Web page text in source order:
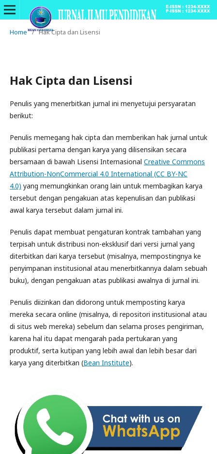
Home / Hak Cipta dan Lisensi
Hak Cipta dan Lisensi
Penulis yang menerbitkan jurnal ini menyetujui persyaratan
berikut:
Penulis memegang hak cipta dan memberikan hak jurnal untuk
publikasi pertama dengan karya yang dilisensikan secara
bersamaan di bawah Lisensi Internasional Creative Commons
Attribution-NonCommercial 4.0 International (CC BY-NC
4.0) yang memungkinkan orang lain untuk membagikan karya
tersebut dengan pengakuan atas kepenulisan dan publikasi
awal karya tersebut dalam jurnal ini.
Penulis dapat membuat pengaturan kontrak tambahan yang
terpisah untuk distribusi non-eksklusif dari versi jurnal yang
diterbitkan dari karya tersebut (misalnya, mempostingnya ke
penyimpanan institusional atau menerbitkannya dalam sebuah
buku), dengan pengakuan atas publikasi awalnya di jurnal ini.
Penulis diizinkan dan didorong untuk memposting karya
mereka secara online (misalnya, di repositori institusional atau
di situs web mereka) sebelum dan selama proses pengiriman,
karena hal itu dapat mengarah pada pertukaran yang
produktif, serta kutipan yang lebih awal dan lebih besar dari
karya yang diterbitkan (Bean Institute).